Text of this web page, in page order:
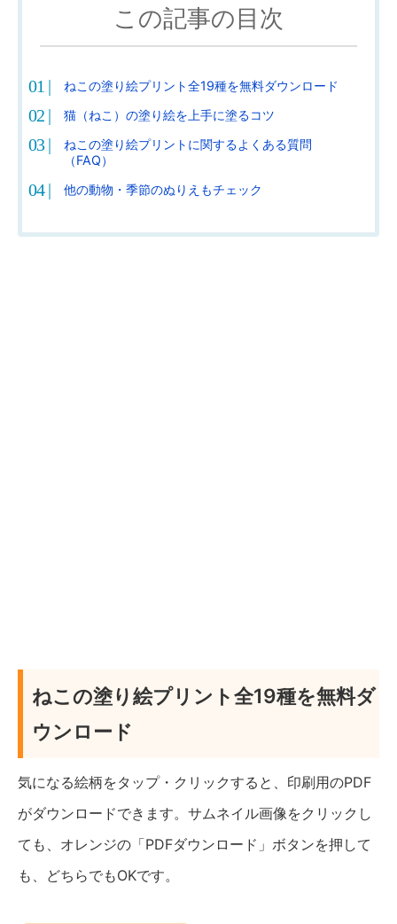
この記事の目次
ねこの塗り絵プリント全19種を無料ダウンロード
猫（ねこ）の塗り絵を上手に塗るコツ
ねこの塗り絵プリントに関するよくある質問
（FAQ）
他の動物・季節のぬりえもチェック
ねこの塗り絵プリント全19種を無料ダ
ウンロード
気になる絵柄をタップ・クリックすると、印刷用のPDF
がダウンロードできます。サムネイル画像をクリックし
ても、オレンジの「PDFダウンロード」ボタンを押して
も、どちらでもOKです。